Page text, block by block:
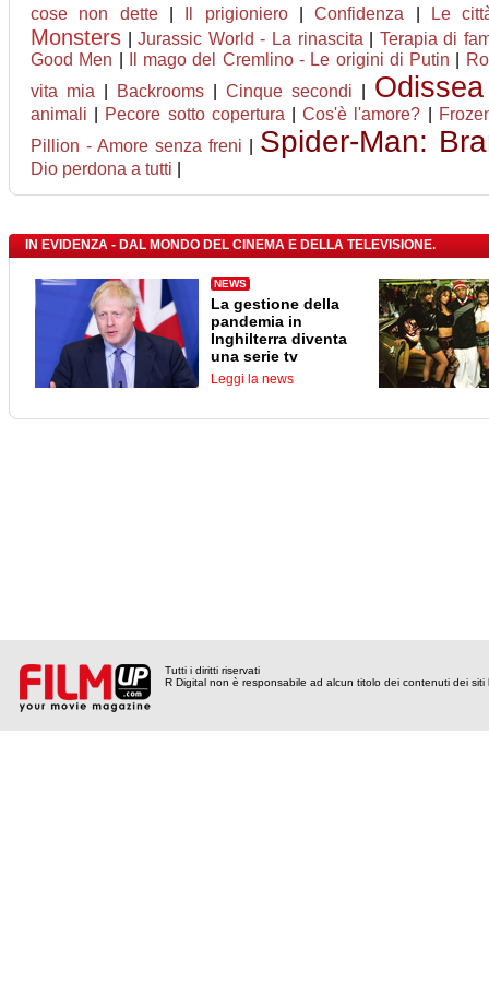
cose non dette| Il prigioniero|Confidenza Le
Monsters |Jurassic World - La rinascita
Terapia di
Good Men
Il mago del Cremlino - Le origini di Putin
vita mia
Backrooms| Cinque secondi Odissea
animali
Pecore sotto copertura |Cos'è l'amore?
Pillion - Amore senza freni
Spider-Man:
Dio perdona a tutti
IN EVIDENZA - DAL MONDO DEL CINEMA E DELLA TELEVISIONE.
NEWS
La gestione della
pandemia in
Inghilterra diventa
una serie tv
Leggi la news
Tutti i diritti riservati
R Digital non è responsabile ad alcun titolo dei contenuti dei siti